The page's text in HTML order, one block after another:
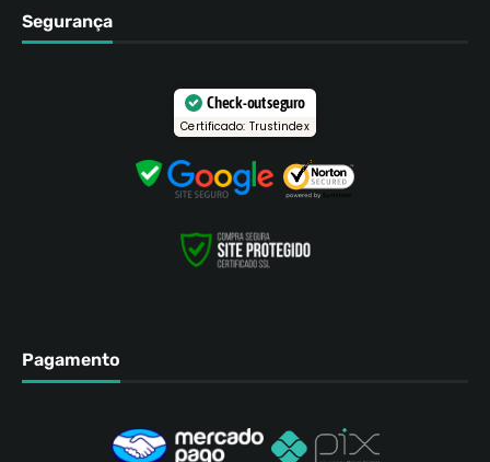
Segurança
Check-out seguro
Certificado: Trustindex
Pagamento